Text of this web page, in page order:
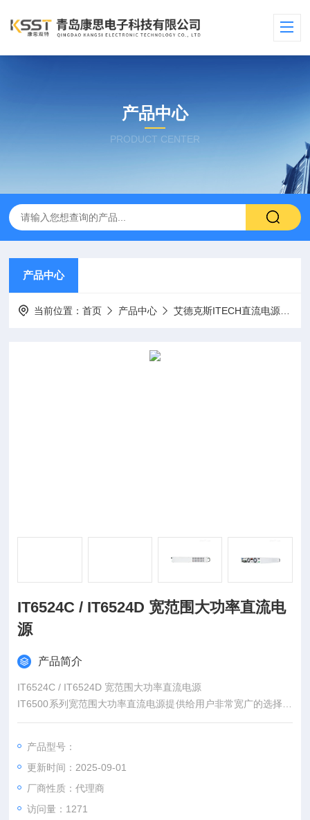
产品中心
PRODUCT CENTER
产品中心
当前位置：首页 产品中心 艾德克斯ITECH直流电源
IT6524C / IT6524D 宽范围大功率直流电
源
产品简介
IT6524C / IT6524D 宽范围大功率直流电源
IT6500系列宽范围大功率直流电源提供给用户非常宽广的选择范
围，全系列包含从800W到6kW，以及高达1000V、240A的输出
能、高速响应的IT6500C系列，同时也提供高性能、稳定输出的I
T6500D系列，用户可以根据需求，轻松选择。
产品型号：
更新时间：2025-09-01
厂商性质：代理商
访问量：1271